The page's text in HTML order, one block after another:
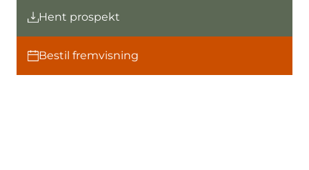
Hent prospekt
Bestil fremvisning